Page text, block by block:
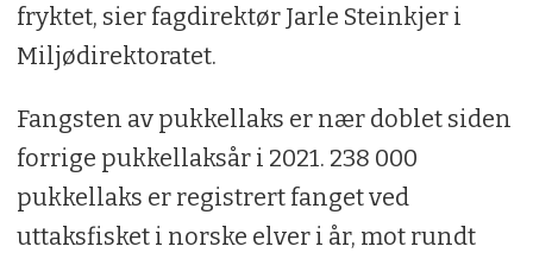
fryktet, sier fagdirektør Jarle Steinkjer i
Miljødirektoratet.
Fangsten av pukkellaks er nær doblet siden
forrige pukkellaksår i 2021. 238 000
pukkellaks er registrert fanget ved
uttaksfisket i norske elver i år, mot rundt